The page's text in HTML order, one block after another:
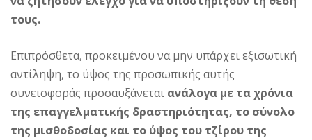
τους.
Επιπρόσθετα, προκειμένου να μην υπάρχει εξισωτική
αντίληψη, το ύψος της προσωπικής αυτής
συνεισφοράς προσαυξάνεται ανάλογα με τα χρόνια
της επαγγελματικής δραστηριότητας, το σύνολο
της μισθοδοσίας και το ύψος του τζίρου της